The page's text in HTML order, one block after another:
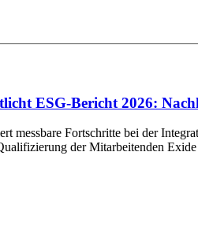
ESG-Bericht 2026:
messbare Fortschritte bei der
der Mitarbeitenden